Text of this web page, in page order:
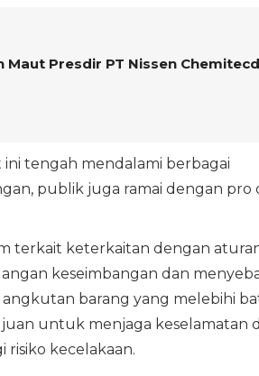
Presdir PT Nissen
ini tengah mendalami berbagai
publik juga ramai dengan pro
terkait keterkaitan dengan
keseimbangan dan
barang yang melebihi
untuk menjaga keselamatan
kecelakaan.